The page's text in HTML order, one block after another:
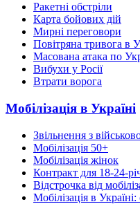
Ракетні обстріли
Карта бойових дій
Мирні переговори
Повітряна тривога в
Масована атака по
Вибухи у Росії
Втрати ворога
Мобілізація в Україні
Звільнення з
Мобілізація 50+
Мобілізація жінок
Контракт для 18-24-
Відстрочка від
Мобілізація в